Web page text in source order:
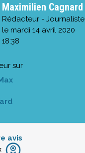
Maximilien Cagnard
Rédacteur - Journaliste
le mardi 14 avril 2020
18:38
sur
avis